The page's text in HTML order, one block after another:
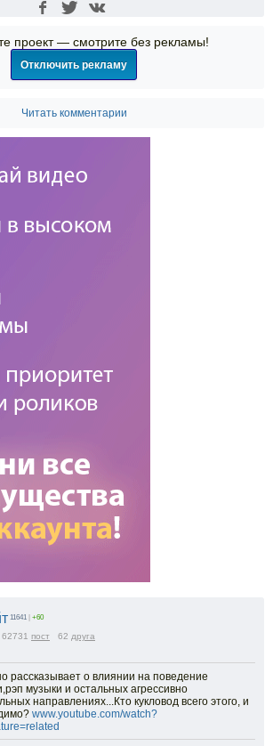
проект — смотрите без рекламы!
Отключить рекламу
Читать комментарии
11641 +60
пост 62 друга
рассказывает о влиянии на поведение
музыки и остальных агрессивно
направлениях...Кто кукловод всего этого, и
www.youtube.com/watch?